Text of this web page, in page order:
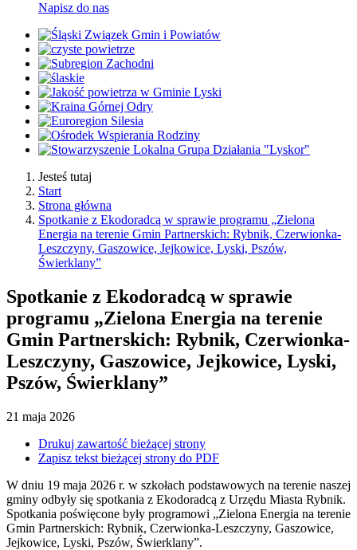
Napisz do nas
Jesteś tutaj
Start
Strona główna
Spotkanie z Ekodoradcą w sprawie programu „Zielona
Energia na terenie Gmin Partnerskich: Rybnik, Czerwionka-
Leszczyny, Gaszowice, Jejkowice, Lyski, Pszów,
Świerklany”
Spotkanie z Ekodoradcą w sprawie
programu „Zielona Energia na terenie
Gmin Partnerskich: Rybnik, Czerwionka-
Leszczyny, Gaszowice, Jejkowice, Lyski,
Pszów, Świerklany”
21 maja 2026
Drukuj zawartość bieżącej strony
Zapisz tekst bieżącej strony do PDF
W dniu 19 maja 2026 r. w szkołach podstawowych na terenie naszej
gminy odbyły się spotkania z Ekodoradcą z Urzędu Miasta Rybnik.
Spotkania poświęcone były programowi „Zielona Energia na terenie
Gmin Partnerskich: Rybnik, Czerwionka-Leszczyny, Gaszowice,
Jejkowice, Lyski, Pszów, Świerklany”.